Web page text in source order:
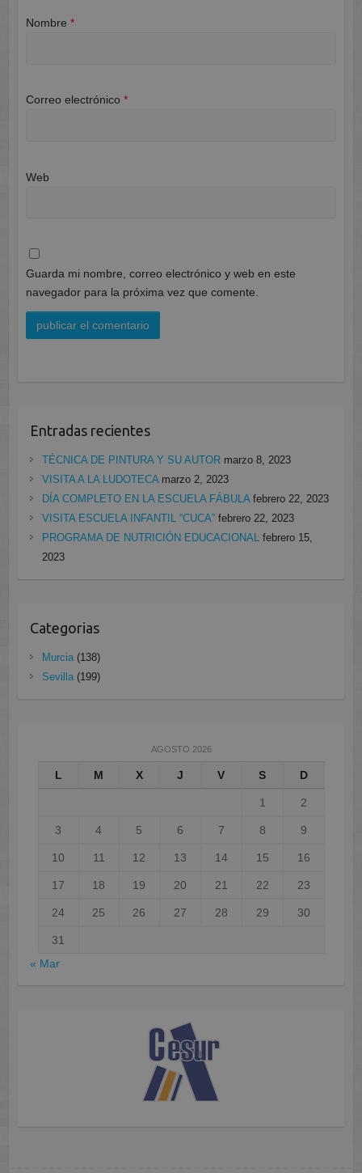
Nombre *
Correo electrónico *
Web
Guarda mi nombre, correo electrónico y web en este
navegador para la próxima vez que comente.
Entradas recientes
TÉCNICA DE PINTURA Y SU AUTOR marzo 8, 2023
VISITA A LA LUDOTECA marzo 2, 2023
DÍA COMPLETO EN LA ESCUELA FÁBULA febrero 22, 2023
VISITA ESCUELA INFANTIL “CUCA” febrero 22, 2023
PROGRAMA DE NUTRICIÓN EDUCACIONAL febrero 15,
2023
Categorias
Murcia(138)
Sevilla(199)
AGOSTO 2026
L M X J V S D
1 2
3 4 5 6 7 8 9
10 11 12 13 14 15 16
17 18 19 20 21 22 23
24 25 26 27 28 29 30
31
« Mar